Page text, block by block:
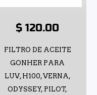
$ 120.00
FILTRO DE ACEITE
GONHER PARA
LUV, H100, VERNA,
ODYSSEY, PILOT,